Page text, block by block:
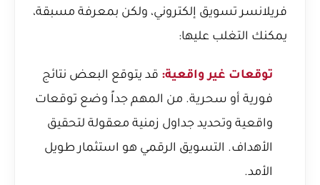
فريلانسر تسويق إلكتروني، ولكن بمعرفة مسبقة،
يمكنك التغلب عليها:
توقعات غير واقعية: قد يتوقع البعض نتائج
فورية أو سحرية. من المهم جداً وضع توقعات
واقعية وتحديد جداول زمنية معقولة لتحقيق
الأهداف. التسويق الرقمي هو استثمار طويل
الأمد.